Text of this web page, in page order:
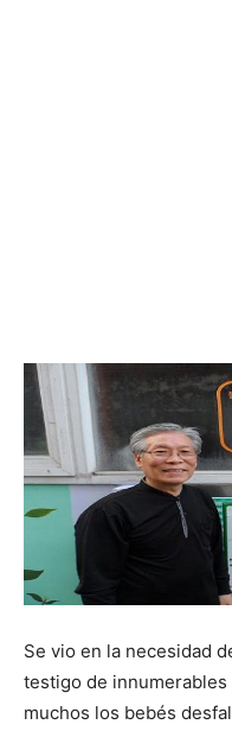
Se vio en la necesidad
testigo de
muchos los bebés